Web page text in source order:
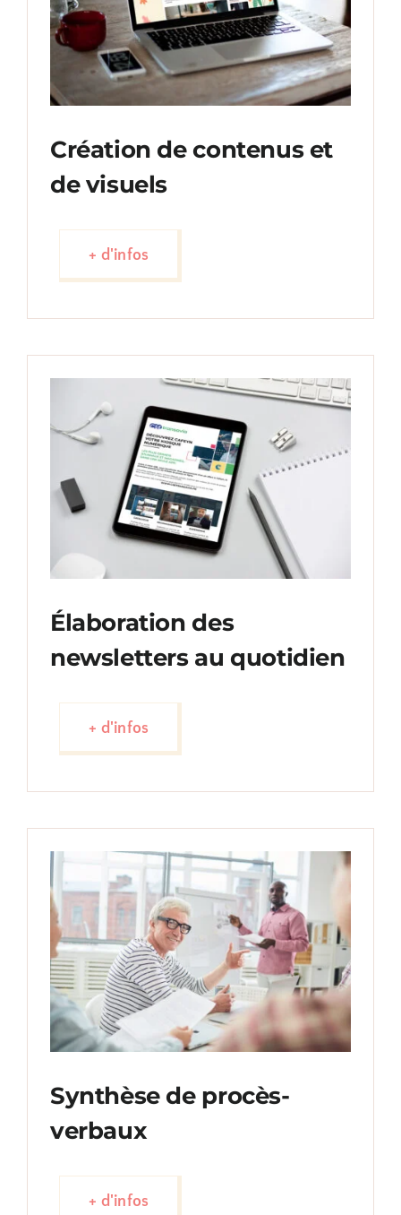
Création de contenus et
de visuels
+ d'infos
Élaboration des
newsletters au quotidien
+ d'infos
Synthèse de procès-
verbaux
+ d'infos